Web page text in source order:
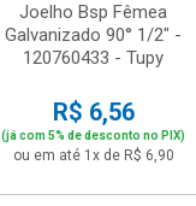
Joelho Bsp Fêmea
Galvanizado 90° 1/2" -
120760433 - Tupy
R$ 6,56
(já com 5% de desconto no PIX)
ou em até 1x de R$ 6,90